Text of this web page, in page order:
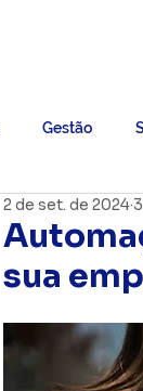
Gestão
sua
2 de set. de 2024